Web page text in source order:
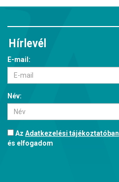
Hírlevél
E-mail:
Név:
Az Adatkezelési tájékoztatóban
és elfogadom